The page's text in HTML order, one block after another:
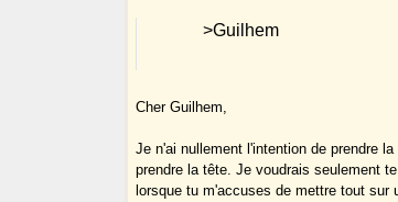
>Guilhem
Cher Guilhem,
Je n'ai nullement l'intention de prendre
prendre la tête. Je voudrais seulement
lorsque tu m'accuses de mettre tout sur